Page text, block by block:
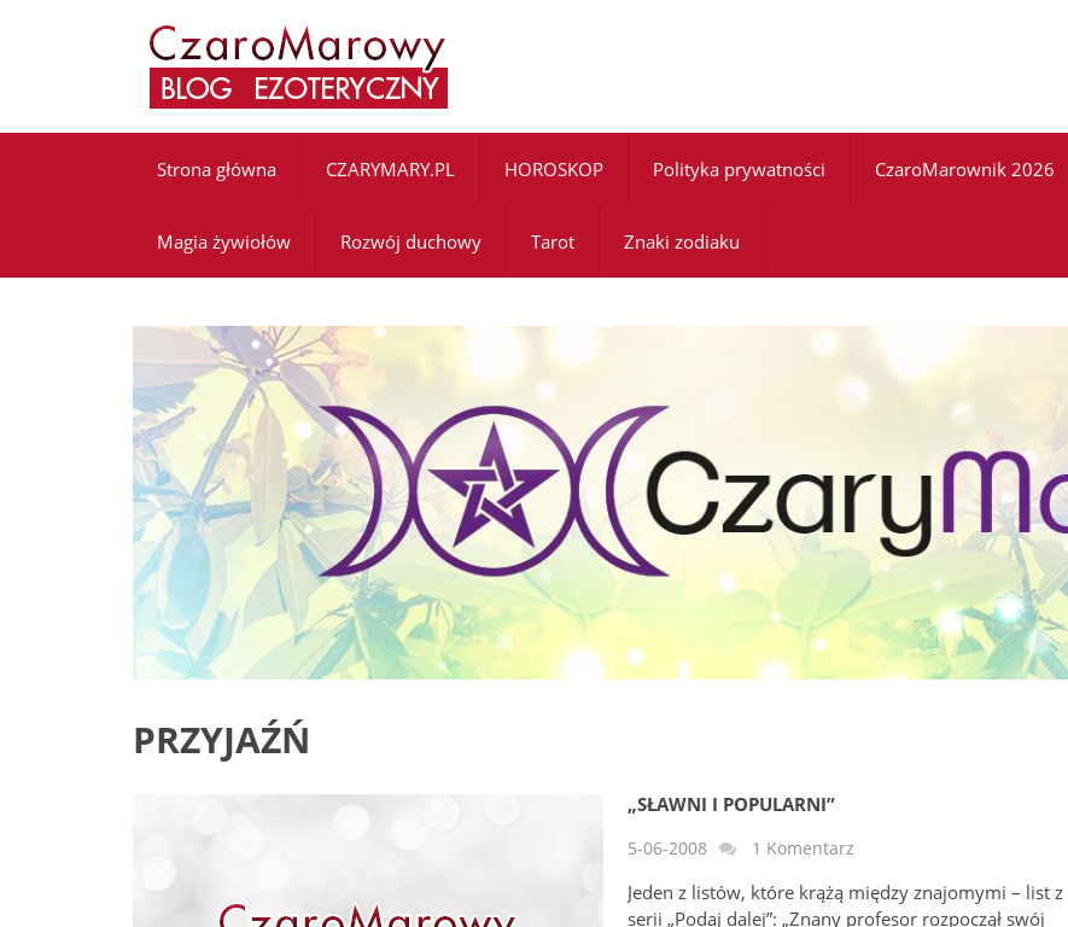
Strona główna CZARYMARY.PL HOROSKOP Polityka prywatności CzaroMarownik 2026
Magia żywiołów Rozwój duchowy Tarot Znaki zodiaku
PRZYJAŹŃ
„SŁAWNI I POPULARNI”
5-06-2008 1 Komentarz
Jeden z listów, które krążą między znajomymi – list z
serii „Podaj dalej”: „Znany profesor rozpoczął swój